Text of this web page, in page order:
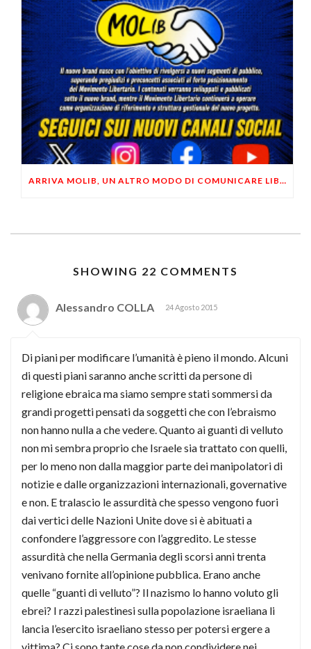
ARRIVA MOLIB, UN ALTRO MODO DI COMUNICARE LIBERTARIO
SHOWING 22 COMMENTS
Alessandro COLLA 24 Agosto 2015
Di piani per modificare l’umanità è pieno il mondo. Alcuni
di questi piani saranno anche scritti da persone di
religione ebraica ma siamo sempre stati sommersi da
grandi progetti pensati da soggetti che con l’ebraismo
non hanno nulla a che vedere. Quanto ai guanti di velluto
non mi sembra proprio che Israele sia trattato con quelli,
per lo meno non dalla maggior parte dei manipolatori di
notizie e dalle organizzazioni internazionali, governative
e non. E tralascio le assurdità che spesso vengono fuori
dai vertici delle Nazioni Unite dove si è abituati a
confondere l’aggressore con l’aggredito. Le stesse
assurdità che nella Germania degli scorsi anni trenta
venivano fornite all’opinione pubblica. Erano anche
quelle “guanti di velluto”? Il nazismo lo hanno voluto gli
ebrei? I razzi palestinesi sulla popolazione israeliana li
lancia l’esercito israeliano stesso per potersi ergere a